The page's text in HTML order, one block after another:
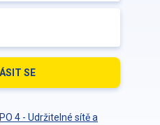
PO 4 - Udržitelné sítě a